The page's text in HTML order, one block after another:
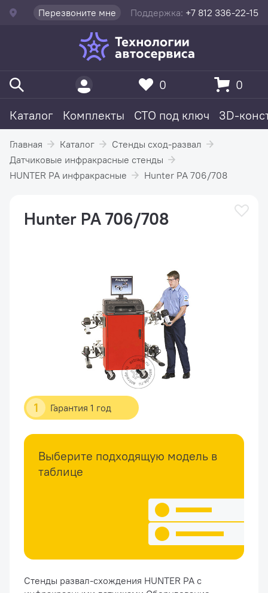
Перезвоните мне Поддержка: +7 812 336-22-15
Каталог Комплекты СТО под ключ 3D-
0 0
Главная Каталог
Стенды сход-развал
Датчиковые инфракрасные стенды
HUNTER PA инфракрасные
Hunter PA 706/708
1 Гарантия 1 год
Hunter PA 706/708
Стенды развал-схождения HUNTER PA с
Выберите подходящую модель в
таблице